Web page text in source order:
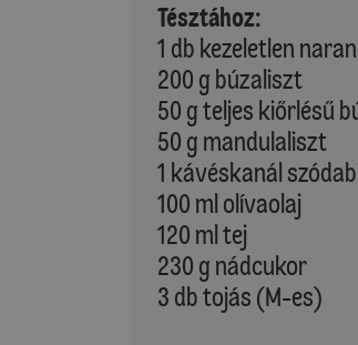
Tésztához:
1 db kezeletlen
200 g búzaliszt
50 g teljes kiőrlésű
50 g mandulaliszt
1 kávéskanál
100 ml olívaolaj
120 ml tej
230 g nádcukor
3 db tojás (M-es)